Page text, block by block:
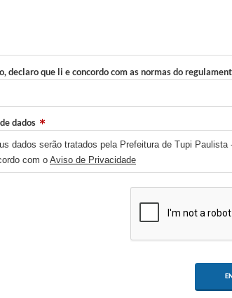
que li e concordo com as normas do
dados
dados serão tratados pela Prefeitura de Tupi
com oAviso de Privacidade